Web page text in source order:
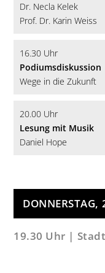
Dr. Necla Kelek
Prof. Dr. Karin Weiss
16.30 Uhr
Podiumsdiskussion
Wege in die Zukunft
20.00 Uhr
Lesung mit Musik
Daniel Hope
DONNERSTAG,
19.30 Uhr |